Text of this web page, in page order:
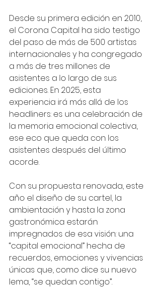
Desde su primera edición en 2010,
el Corona Capital ha sido testigo
del paso de más de 500 artistas
internacionales y ha congregado
a más de tres millones de
asistentes a lo largo de sus
ediciones. En 2025, esta
experiencia irá más allá de los
headliners: es una celebración de
la memoria emocional colectiva,
ese eco que queda con los
asistentes después del último
acorde.
Con su propuesta renovada, este
año el diseño de su cartel, la
ambientación y hasta la zona
gastronómica estarán
impregnados de esa visión: una
“capital emocional” hecha de
recuerdos, emociones y vivencias
únicas que, como dice su nuevo
lema, “se quedan contigo”.